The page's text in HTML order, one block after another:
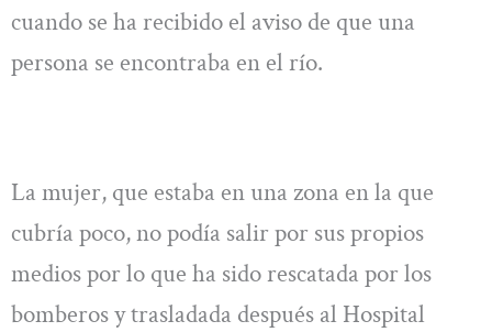
cuando se ha recibido el aviso de que una
persona se encontraba en el río.
La mujer, que estaba en una zona en la que
cubría poco, no podía salir por sus propios
medios por lo que ha sido rescatada por los
bomberos y trasladada después al Hospital